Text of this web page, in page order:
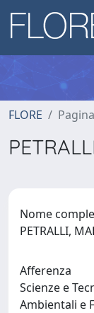
FLORE
Nome
PETRALLI,
Afferenza
Scienze e
Ambientali e